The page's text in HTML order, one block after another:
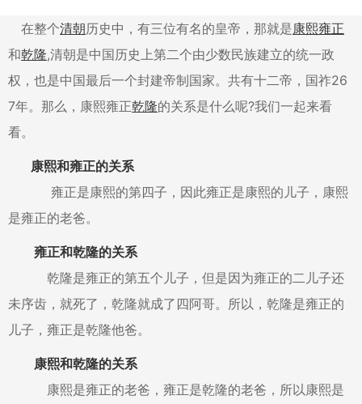
在整个清朝历史中，有三位有名的皇帝，那就是康熙雍正
和乾隆,清朝是中国历史上第二个由少数民族建立的统一政
权，也是中国最后一个封建帝制国家。共有十二帝，国祚26
7年。那么，康熙雍正乾隆的关系是什么呢?我们一起来看
看。
康熙和雍正的关系
雍正是康熙的第四子，因此雍正是康熙的儿子，康熙
是雍正的老爸。
雍正和乾隆的关系
乾隆是雍正的第五个儿子，但是因为雍正的二儿子还
未序齿，就死了，乾隆就成了四阿哥。所以，乾隆是雍正的
儿子，雍正是乾隆他爸。
康熙和乾隆的关系
康熙是雍正的老爸，雍正是乾隆的老爸，所以康熙是